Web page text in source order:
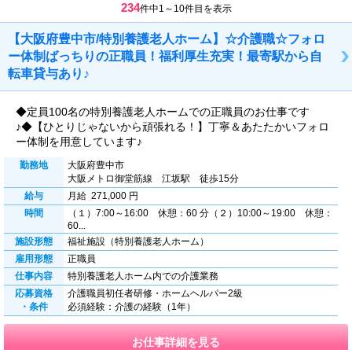
234件中1～10件目を表示
【大阪府豊中市/特別養護老人ホーム】☆介護職☆フォロ
ー体制ばっちりの正職員！福利厚生充実！最寄駅から自
転車貸与あり♪
◆定員100名の特別養護老人ホームでの正職員のお仕事です
♪◆【ひとりじゃないから頑張れる！】丁寧＆あたたかいフォロ
ー体制を用意しています♪
勤務地
大阪府豊中市
大阪メトロ御堂筋線 江坂駅 徒歩15分
給与
月給 271,000 円
時間
（１）7:00～16:00 休憩：60 分（２）10:00～19:00 休憩：
60...
施設形態
福祉施設（特別養護老人ホーム）
雇用形態
正職員
仕事内容
特別養護老人ホーム内での介護業務
応募資格
・条件
介護職員初任者研修・ホームヘルパー2級
必須経験：介護の経験（1年）
お仕事詳細を見る